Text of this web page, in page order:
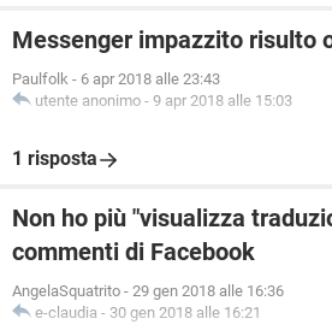
Messenger impazzito risulto
Paulfolk - 6 apr 2018 alle 23:43
utente anonimo - 9 apr 2018 alle 15:03
1 risposta
Non ho più "visualizza
commenti di Facebook
AngelaSquatrito - 29 gen 2018 alle 16:36
e-claudia - 30 gen 2018 alle 16:21